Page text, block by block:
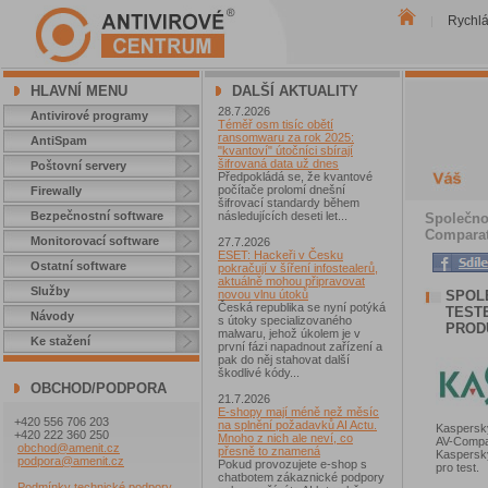
HLAVNÍ MENU
Antivirové programy
AntiSpam
Poštovní servery
Firewally
Bezpečnostní software
Monitorovací software
Ostatní software
Služby
Návody
Ke stažení
OBCHOD/PODPORA
+420 556 706 203
+420 222 360 250
obchod@amenit.cz
podpora@amenit.cz
DALŠÍ AKTUALITY
28.7.2026
Téměř osm tisíc obětí
ransomwaru za rok 2025:
"kvantoví" útočníci sbírají
šifrovaná data už dnes
Předpokládá se, že kvantové
počítače prolomí dnešní
šifrovací standardy během
následujících deseti let...
27.7.2026
ESET: Hackeři v Česku
pokračují v šíření infostealerů,
aktuálně mohou připravovat
novou vlnu útoků
Česká republika se nyní potýká
s útoky specializovaného
malwaru, jehož úkolem je v
první fázi napadnout zařízení a
pak do něj stahovat další
škodlivé kódy...
21.7.2026
E-shopy mají méně než měsíc
na splnění požadavků AI Actu.
Mnoho z nich ale neví, co
přesně to znamená
Pokud provozujete e-shop s
chatbotem zákaznické podpory
AV-
pro test.